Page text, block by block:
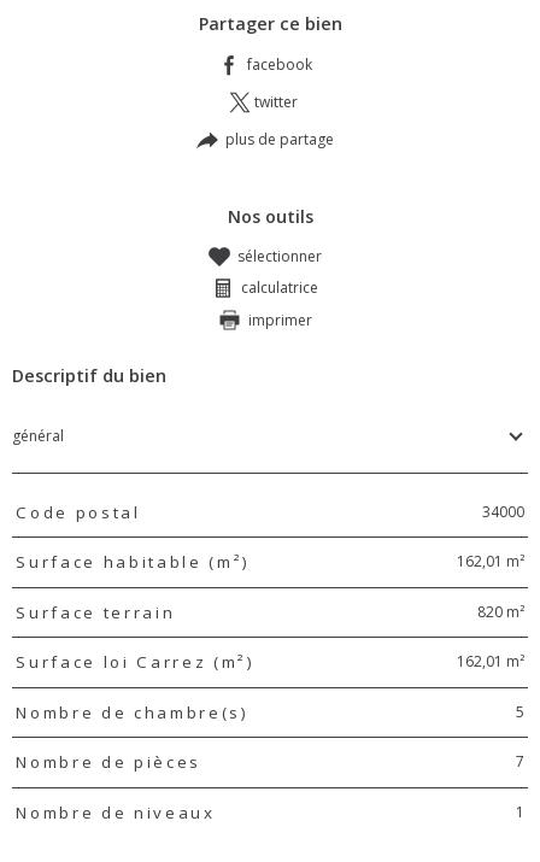
Partager ce bien
facebook
twitter
plus de partage
Nos outils
sélectionner
calculatrice
imprimer
Descriptif du bien
général
TRAD_PAMPERO_Caracteristique
Code postal 34000
Surface habitable (m²) 162,01 m²
Surface terrain 820 m²
Surface loi Carrez (m²) 162,01 m²
Nombre de chambre(s) 5
Nombre de pièces 7
Nombre de niveaux 1